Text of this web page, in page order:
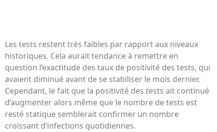
Les tests restent très faibles par rapport aux niveaux
historiques. Cela aurait tendance à remettre en
question l’exactitude des taux de positivité des tests, qui
avaient diminué avant de se stabiliser le mois dernier.
Cependant, le fait que la positivité des tests ait continué
d’augmenter alors même que le nombre de tests est
resté statique semblerait confirmer un nombre
croissant d’infections quotidiennes.